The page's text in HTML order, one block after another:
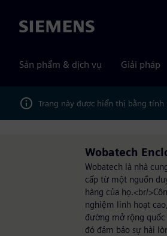
Siemens
Sản phẩm & dịch vụ Giải pháp
Trang này được hiển thị bằng
Wobatech
Wobatech là nhà
cấp từ một nguồn
hàng của họ.<br/
nghiệm linh hoạt
đường mở rộng
đó đảm bảo sự hài